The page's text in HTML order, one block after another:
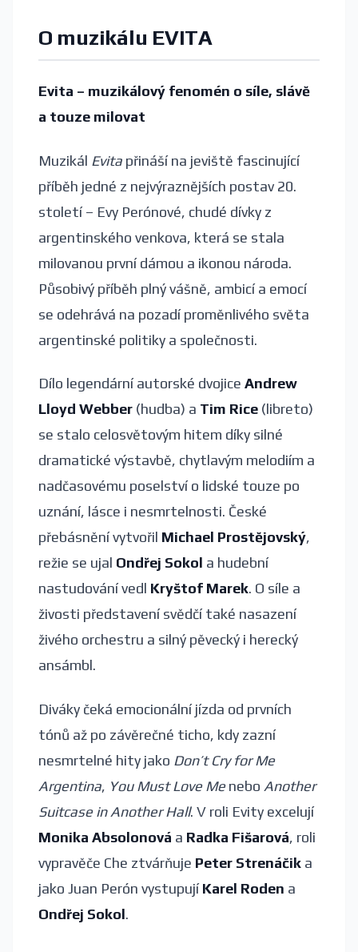
O muzikálu EVITA
Evita – muzikálový fenomén o síle, slávě
a touze milovat
Muzikál Evita přináší na jeviště fascinující
příběh jedné z nejvýraznějších postav 20.
století – Evy Perónové, chudé dívky z
argentinského venkova, která se stala
milovanou první dámou a ikonou národa.
Působivý příběh plný vášně, ambicí a emocí
se odehrává na pozadí proměnlivého světa
argentinské politiky a společnosti.
Dílo legendární autorské dvojice Andrew
Lloyd Webber (hudba) a Tim Rice (libreto)
se stalo celosvětovým hitem díky silné
dramatické výstavbě, chytlavým melodiím a
nadčasovému poselství o lidské touze po
uznání, lásce i nesmrtelnosti. České
přebásnění vytvořil Michael Prostějovský,
režie se ujal Ondřej Sokol a hudební
nastudování vedl Kryštof Marek. O síle a
živosti představení svědčí také nasazení
živého orchestru a silný pěvecký i herecký
ansámbl.
Diváky čeká emocionální jízda od prvních
tónů až po závěrečné ticho, kdy zazní
nesmrtelné hity jako Don’t Cry for Me
Argentina, You Must Love Menebo Another
Suitcase in Another Hall. V roli Evity excelují
Monika Absolonová a Radka Fišarová, roli
vypravěče Che ztvárňuje Peter Strenáčik a
jako Juan Perón vystupujíKarel Roden a
Ondřej Sokol.